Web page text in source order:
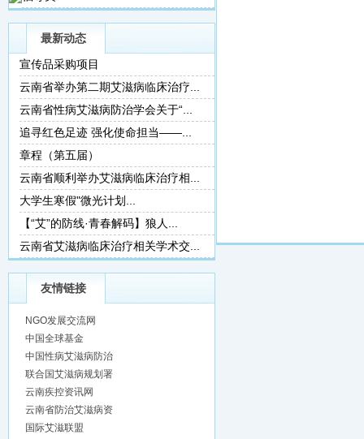
最新动态
宣传品采购项目
云南省举办第二期艾滋病临床治疗...
云南省性病艾滋病防治学会关于“...
追寻红色足迹 强化使命担当——...
章程（第五届）
云南省顺利举办艾滋病临床治疗相...
大学生寒假"微光计划...
【“艾”的防线·青春解码】狼人...
云南省艾滋病临床治疗相关学术交...
友情链接
NGO发展交流网
中国全球基金
中国性病艾滋病防治
联合国艾滋病规划署
云南疾控资讯网
云南省防治艾滋病资
国际艾滋联盟